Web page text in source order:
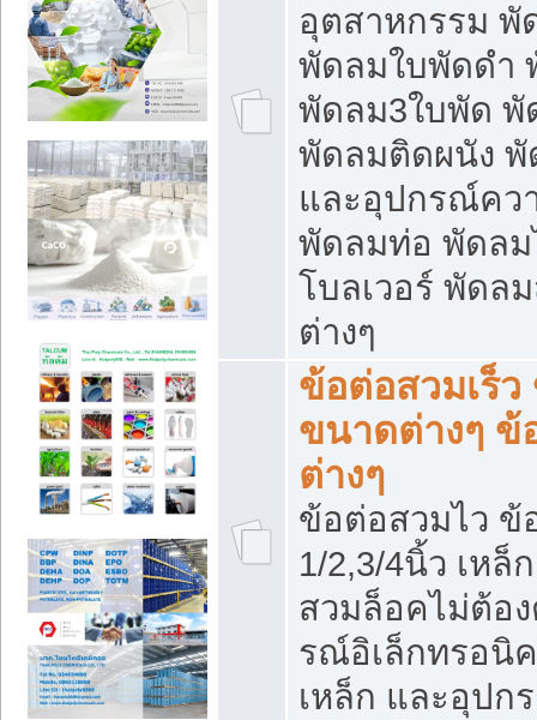
อุตสาหกรรม
พัดลมใบพัดดำ
พัดลม3ใบพัด พั
พัดลมติดผนัง
และอุปกรณ์คว
พัดลมท่อ พัดลม
โบลเวอร์ พัดล
ต่างๆ
ข้อต่อสวมเร็
ขนาดต่างๆ ข้
ต่างๆ
ข้อต่อสวมไว ข้
1/2,3/4นิ้ว เหล็
สวมล็อคไม่ต้อ
รณ์อิเล็กทรอนิ
เหล็ก และอุปก